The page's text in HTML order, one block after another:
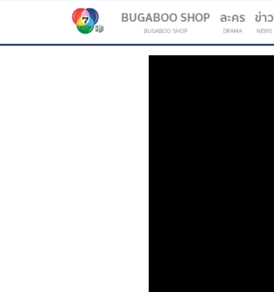
BUGABOO SHOP
BUGABOO SHOP
ละคร
DRAMA
ข่าว
NEWS